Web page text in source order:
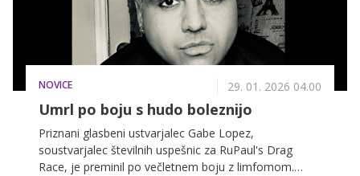
NOVICE 29. 01. 2026 04.00
Umrl po boju s hudo boleznijo
Priznani glasbeni ustvarjalec Gabe Lopez,
soustvarjalec številnih uspešnic za RuPaul's Drag
Race, je preminil po večletnem boju z limfomom.